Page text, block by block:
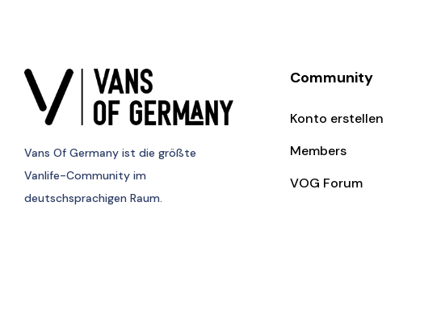
Vans Of Germany ist die größte
Vanlife-Community im
deutschsprachigen Raum.
Community
Konto erstellen
Members
VOG Forum